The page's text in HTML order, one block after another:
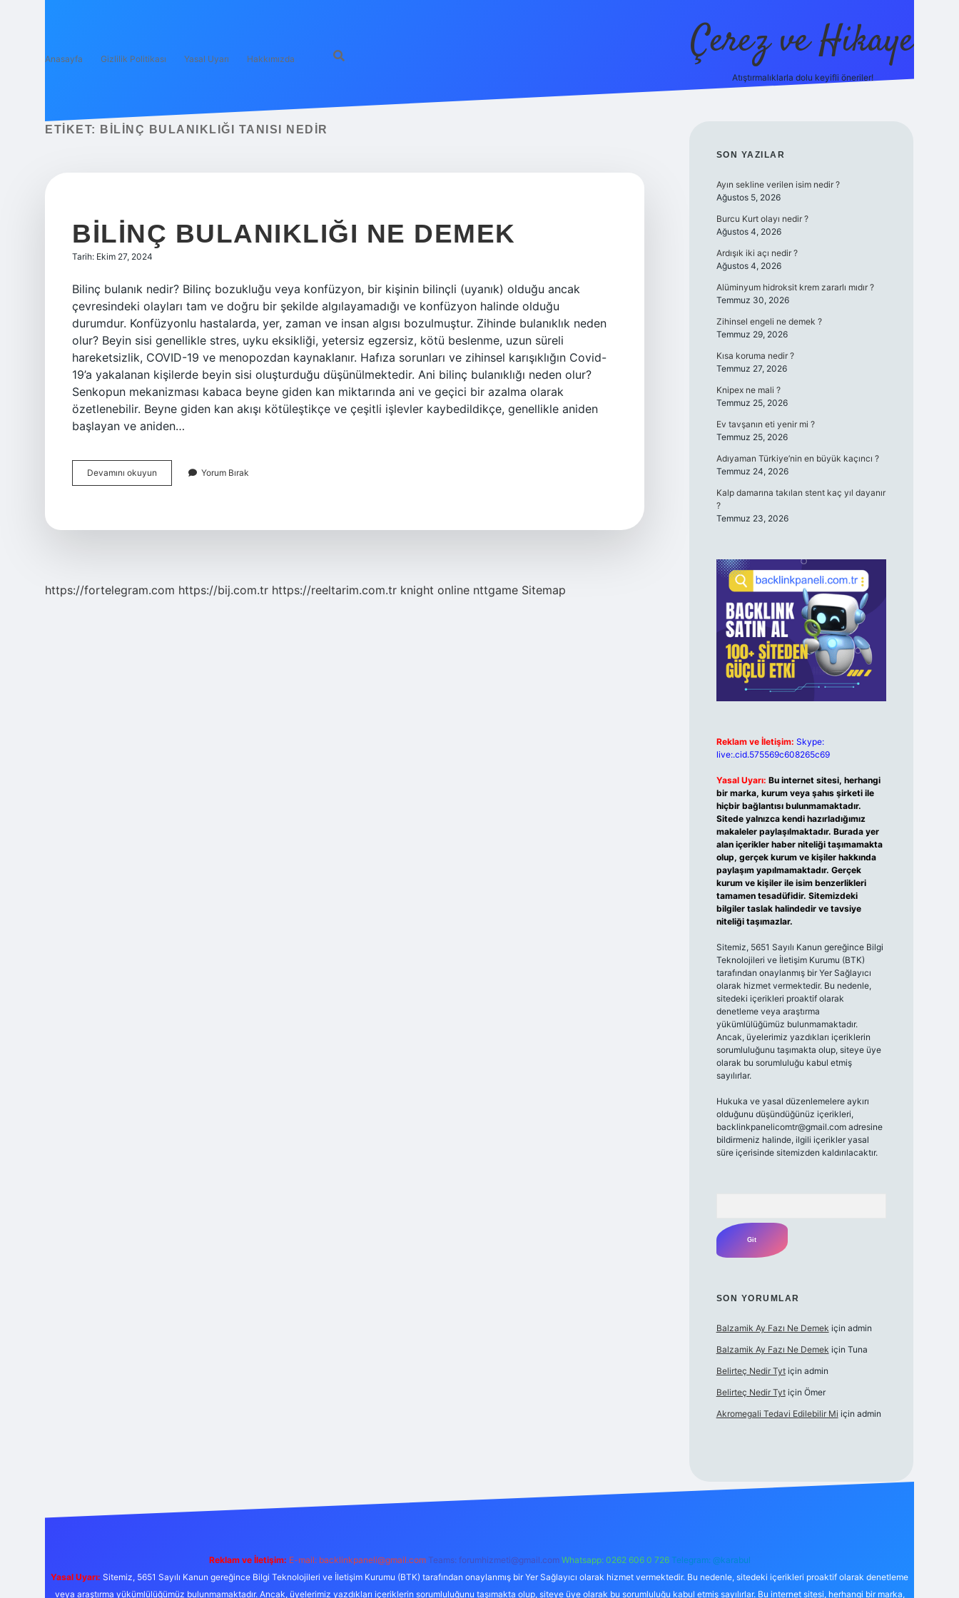
Anasayfa Gizlilik Politikası Yasal Uyarı Hakkımızda Çerez ve Hikaye
Atıştırmalıklarla dolu keyifli öneriler!
ETIKET: BILINÇ BULANIKLIĞI TANISI NEDIR
BILINÇ BULANIKLIĞI NE DEMEK
Tarih: Ekim 27, 2024
Bilinç bulanık nedir? Bilinç bozukluğu veya konfüzyon, bir kişinin bilinçli (uyanık) olduğu ancak
çevresindeki olayları tam ve doğru bir şekilde algılayamadığı ve konfüzyon halinde olduğu
durumdur. Konfüzyonlu hastalarda, yer, zaman ve insan algısı bozulmuştur. Zihinde bulanıklık neden
olur? Beyin sisi genellikle stres, uyku eksikliği, yetersiz egzersiz, kötü beslenme, uzun süreli
hareketsizlik, COVID-19 ve menopozdan kaynaklanır. Hafıza sorunları ve zihinsel karışıklığın Covid-
19’a yakalanan kişilerde beyin sisi oluşturduğu düşünülmektedir. Ani bilinç bulanıklığı neden olur?
Senkopun mekanizması kabaca beyne giden kan miktarında ani ve geçici bir azalma olarak
özetlenebilir. Beyne giden kan akışı kötüleştikçe ve çeşitli işlevler kaybedildikçe, genellikle aniden
başlayan ve aniden…
Devamını okuyun
Bulanıklığı
Yorum Bırak
https://fortelegram.com https://bij.com.tr https://reeltarim.com.tr knight online nttgame Sitemap
SIDEBAR
SON YAZILAR
Ayın sekline verilen isim nedir ?
Ağustos 5, 2026
Burcu Kurt olayı nedir ?
Ağustos 4, 2026
Ardışık iki açı nedir ?
Ağustos 4, 2026
Alüminyum hidroksit krem zararlı mıdır ?
Temmuz 30, 2026
Zihinsel engeli ne demek ?
Temmuz 29, 2026
Kısa koruma nedir ?
Temmuz 27, 2026
Knipex ne mali ?
Temmuz 25, 2026
Ev tavşanın eti yenir mi ?
Temmuz 25, 2026
Adıyaman Türkiye’nin en büyük kaçıncı ?
Temmuz 24, 2026
Kalp damarına takılan stent kaç yıl dayanır
?
Temmuz 23, 2026
Reklam ve İletişim: Skype:
live:.cid.575569c608265c69
Yasal Uyarı: Bu internet sitesi, herhangi
bir marka, kurum veya şahıs şirketi ile
hiçbir bağlantısı bulunmamaktadır.
Sitede yalnızca kendi hazırladığımız
makaleler paylaşılmaktadır. Burada yer
alan içerikler haber niteliği taşımamakta
olup, gerçek kurum ve kişiler hakkında
paylaşım yapılmamaktadır. Gerçek
kurum ve kişiler ile isim benzerlikleri
tamamen tesadüfidir. Sitemizdeki
bilgiler taslak halindedir ve tavsiye
niteliği taşımazlar.
Sitemiz, 5651 Sayılı Kanun gereğince Bilgi
Teknolojileri ve İletişim Kurumu (BTK)
tarafından onaylanmış bir Yer Sağlayıcı
olarak hizmet vermektedir. Bu nedenle,
sitedeki içerikleri proaktif olarak
denetleme veya araştırma
yükümlülüğümüz bulunmamaktadır.
Ancak, üyelerimiz yazdıkları içeriklerin
sorumluluğunu taşımakta olup, siteye üye
olarak bu sorumluluğu kabul etmiş
sayılırlar.
Hukuka ve yasal düzenlemelere aykırı
olduğunu düşündüğünüz içerikleri,
backlinkpanelicomtr@gmail.comadresine
bildirmeniz halinde, ilgili içerikler yasal
süre içerisinde sitemizden kaldırılacaktır.
SON YORUMLAR
Balzamik Ay Fazı Ne Demek için admin
Balzamik Ay Fazı Ne Demek için Tuna
Belirteç Nedir Tytiçin admin
Belirteç Nedir Tytiçin Ömer
Akromegali Tedavi Edilebilir Mi için admin
Reklam ve İletişim: E-mail: backlinkpaneli@gmail.com Teams: forumhizmeti@gmail.com Whatsapp: 0262 606 0 726 Telegram: @karabul
Yasal Uyarı: Sitemiz, 5651 Sayılı Kanun gereğince Bilgi Teknolojileri ve İletişim Kurumu (BTK) tarafından onaylanmış bir Yer Sağlayıcı olarak hizmet vermektedir. Bu nedenle, sitedeki içerikleri proaktif olarak denetleme
veya araştırma yükümlülüğümüz bulunmamaktadır. Ancak, üyelerimiz yazdıkları içeriklerin sorumluluğunu taşımakta olup, siteye üye olarak bu sorumluluğu kabul etmiş sayılırlar. Bu internet sitesi, herhangi bir marka,